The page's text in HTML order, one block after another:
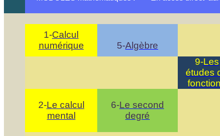
1-Calcul
numérique
5-Algèbre
9-Les
études
2-Le calcul
mental
6-Le second
degré